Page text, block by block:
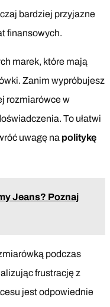
bardziej przyjazne
finansowych.
marek, które mają
Zanim wypróbujesz
rozmiarówce w
To ułatwi
uwagę na politykę
Jeans? Poznaj
podczas
frustrację z
jest odpowiednie